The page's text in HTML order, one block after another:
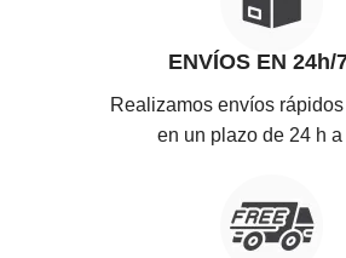
ENVÍOS EN 24h/
Realizamos envíos
en un plazo de 24 h a